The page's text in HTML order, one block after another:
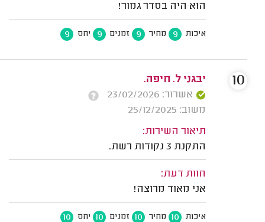
הוא היה בסדר גמור!
איכות 9 מחיר 9 זמנים 9 יחס 9
יבגני ל. חיפה.
אשרור: 23/02/2026
משוב: 25/12/2025
תיאור השירות:
התקנת 3 נקודות רשת.
חוות דעת:
אני מאוד מרוצה!
איכות 10 מחיר 10 זמנים 10 יחס 10
10